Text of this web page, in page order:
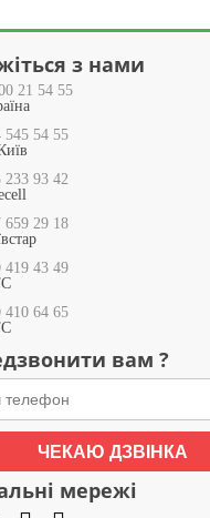
з нами
21 54 55
545 54 55
233 93 42
659 29 18
419 43 49
410 64 65
вам ?
ЧЕКАЮ ДЗВІНКА
мережі